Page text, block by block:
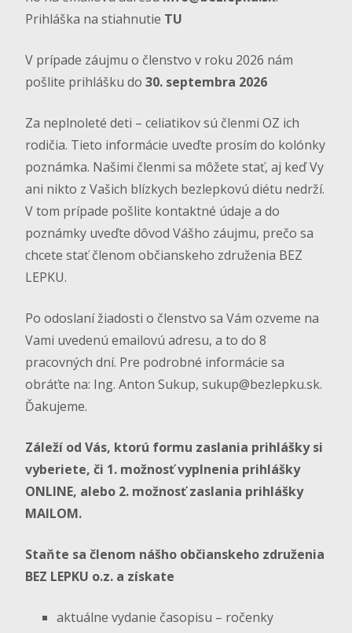
Prihláška na stiahnutie TU
V prípade záujmu o členstvo v roku 2026 nám
pošlite prihlášku do 30. septembra 2026
Za neplnoleté deti – celiatikov sú členmi OZ ich
rodičia. Tieto informácie uveďte prosím do kolónky
poznámka. Našimi členmi sa môžete stať, aj keď Vy
ani nikto z Vašich blízkych bezlepkovú diétu nedrží.
V tom prípade pošlite kontaktné údaje a do
poznámky uveďte dôvod Vášho záujmu, prečo sa
chcete stať členom občianskeho združenia BEZ
LEPKU.
Po odoslaní žiadosti o členstvo sa Vám ozveme na
Vami uvedenú emailovú adresu, a to do 8
pracovných dní. Pre podrobné informácie sa
obráťte na: Ing. Anton Sukup, sukup@bezlepku.sk.
Ďakujeme.
Záleží od Vás, ktorú formu zaslania prihlášky si
vyberiete, či 1. možnosť vyplnenia prihlášky
ONLINE, alebo 2. možnosť zaslania prihlášky
MAILOM.
Staňte sa členom nášho občianskeho združenia
BEZ LEPKU o.z. a získate
aktuálne vydanie časopisu – ročenky